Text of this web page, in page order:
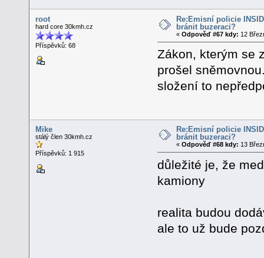
root
hard core 30kmh.cz
Příspěvků: 68
Re:Emisní policie
bránit buzeraci?
«Odpověď #67 kdy: 12
Zákon, kterým se
prošel
složení to
Mike
stálý člen 30kmh.cz
Příspěvků: 1 915
Re:Emisní policie
bránit buzeraci?
«Odpověď #68 kdy: 13
důležité je, že
kamiony
realita budou
ale to už bude